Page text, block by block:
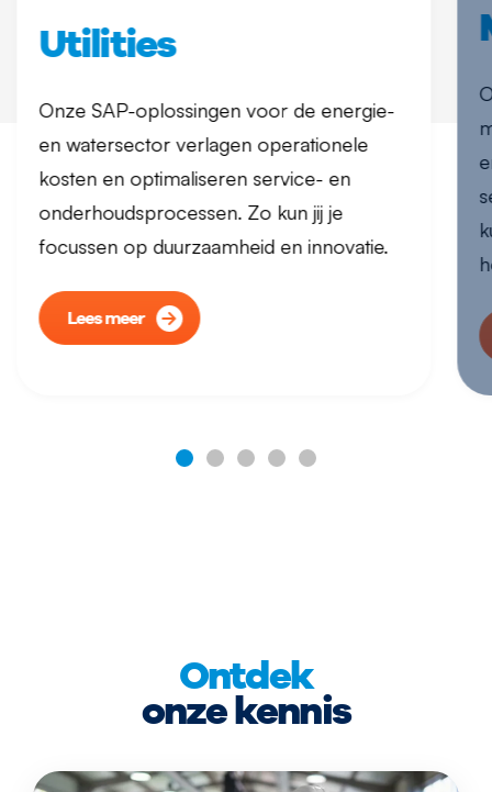
Utilities
Onze SAP-oplossingen voor de energie-
en watersector verlagen operationele
kosten en optimaliseren service- en
onderhoudsprocessen. Zo kun jij je
focussen op duurzaamheid en innovatie.
Lees meer
Ontdek
onze kennis